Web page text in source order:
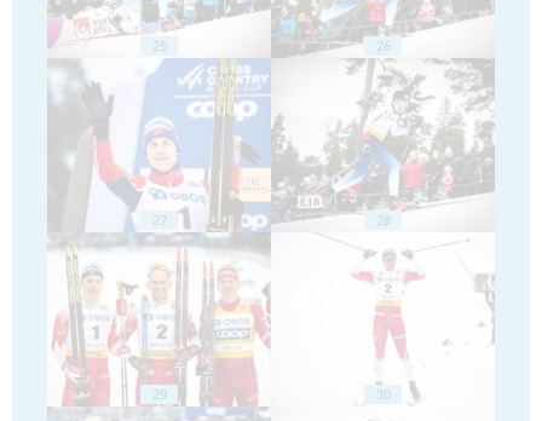
25 26
27 28
29 30